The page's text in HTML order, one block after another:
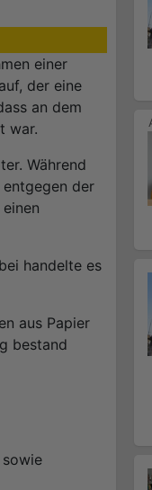
einer
der eine
an dem
war.
Während
der
handelte es
aus Papier
bestand